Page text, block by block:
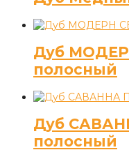
Дуб
полосный
Дуб
полосный